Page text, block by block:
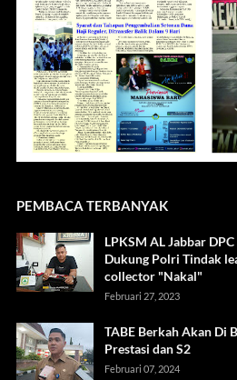
PEMBACA TERBANYAK
LPKSM AL Jabbar
Dukung Polri Tindak
collector "Nakal"
Februari 27, 2023
TABE Berkah Akan Di
Prestasi dan S2
Februari 07, 2024